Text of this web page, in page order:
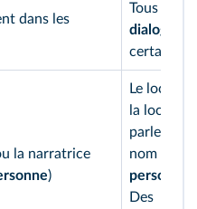
dans les
Tous les
dialogues
certains
la narratrice
)
Le
la
parle en
nom (
personne
Des